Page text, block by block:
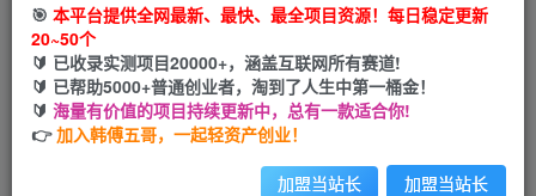
立即购买
您当前未登录！建议登陆后购买，可保存购买订单
🎯 本平台提供全网最新、最快、最全项目资源！每日稳定更新
20~50个
🔰 已收录实测项目20000+，涵盖互联网所有赛道!
🔰 已帮助5000+普通创业者，淘到了人生中第一桶金！
🔰 海量有价值的项目持续更新中，总有一款适合你!
👉加入韩傅五哥，一起轻资产创业！
加盟当站长 加盟当站长